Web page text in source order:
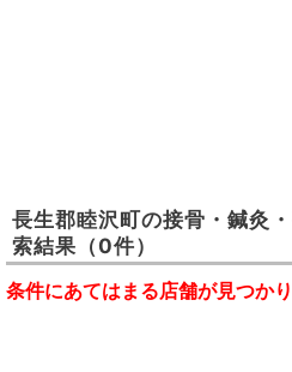
長生郡睦沢町の接骨・鍼灸
索結果 （0件）
条件にあてはまる店舗が見つかり